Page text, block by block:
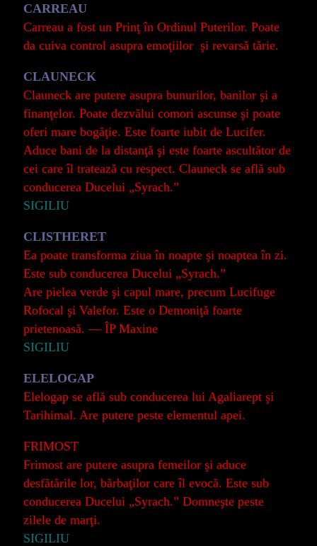
CARREAU
Carreau a fost un Prinţ în Ordinul Puterilor. Poate
da cuiva control asupra emoţiilor şi revarsă tărie.
CLAUNECK
Clauneck are putere asupra bunurilor, banilor şi a
finanţelor. Poate dezvălui comori ascunse şi poate
oferi mare bogăţie. Este foarte iubit de Lucifer.
Aduce bani de la distanţă şi este foarte ascultător de
cei care îl tratează cu respect. Clauneck se află sub
conducerea Ducelui „Syrach.”
SIGILIU
CLISTHERET
Ea poate transforma ziua în noapte şi noaptea în zi.
Este sub conducerea Ducelui „Syrach.”
Are pielea verde şi capul mare, precum Lucifuge
Rofocal şi Valefor. Este o Demoniţă foarte
prietenoasă. ― ÎP Maxine
SIGILIU
ELELOGAP
Elelogap se află sub conducerea lui Agaliarept şi
Tarihimal. Are putere peste elementul apei.
FRIMOST
Frimost are putere asupra femeilor şi aduce
desfătările lor, bărbaţilor care îl evocă. Este sub
conducerea Ducelui „Syrach.” Domneşte peste
zilele de marţi.
SIGILIU